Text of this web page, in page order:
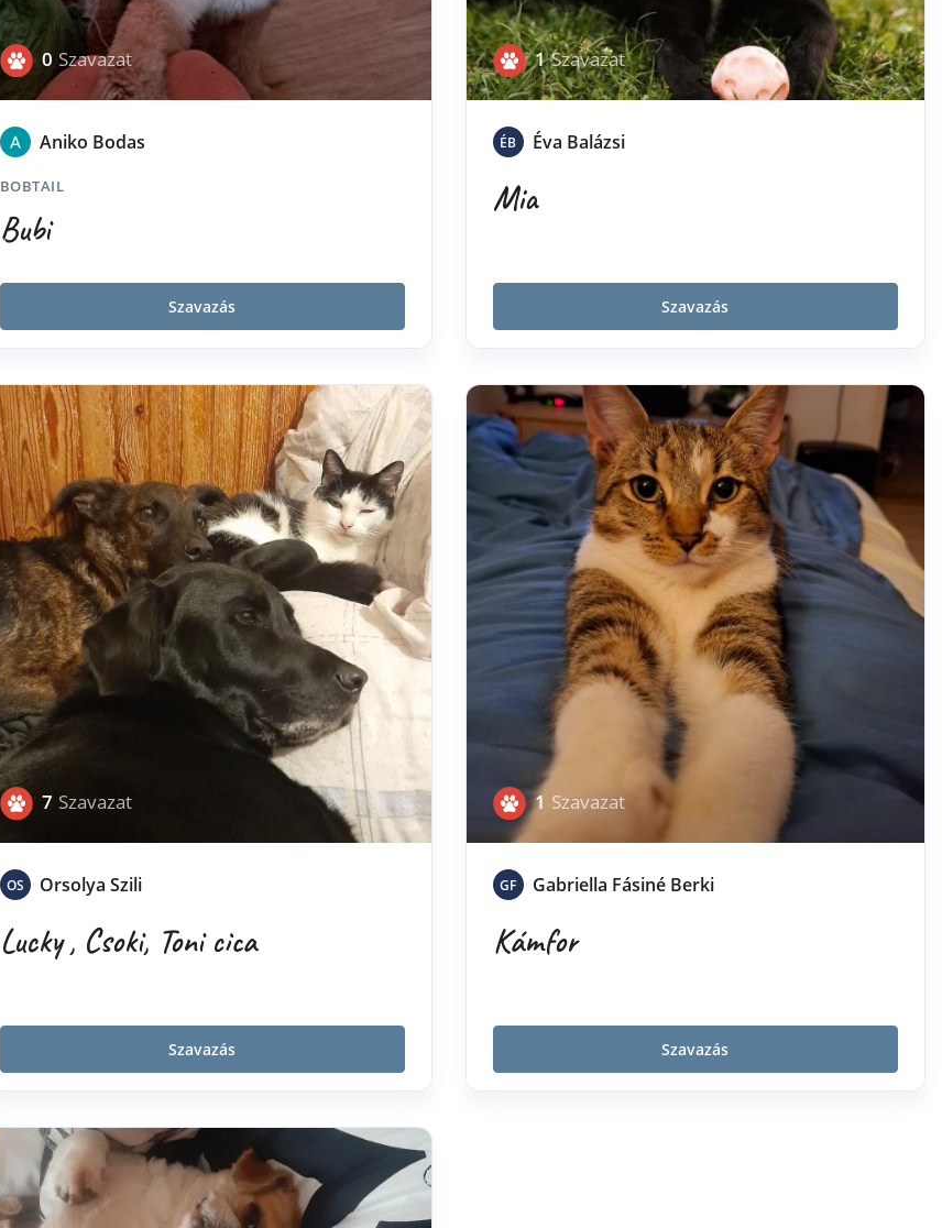
0 Szavazat
Aniko Bodas
BOBTAIL
Bubi
Szavazás
1 Szavazat
ÉB Éva Balázsi
Mia
Szavazás
7 Szavazat
OS Orsolya Szili
Lucky , Csoki, Toni cica
Szavazás
1 Szavazat
GF Gabriella Fásiné Berki
Kámfor
Szavazás